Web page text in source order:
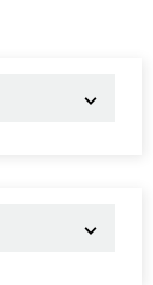

